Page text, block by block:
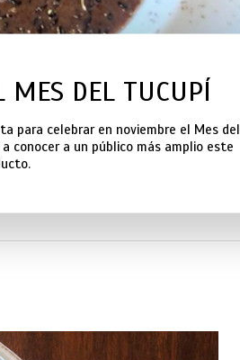
MES DEL TUCUPÍ
para celebrar en noviembre el Mes del
conocer a un público más amplio este